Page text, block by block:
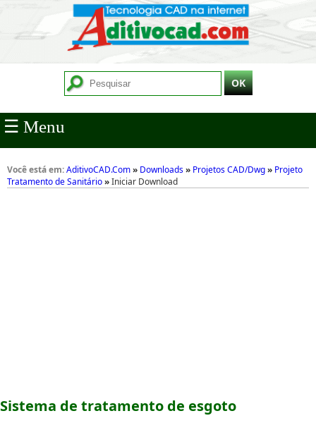
☰ Menu
Você está em:AditivoCAD.Com» Downloads» Projetos CAD/Dwg» Projeto
Tratamento de Sanitário»Iniciar Download
Sistema de tratamento de esgoto